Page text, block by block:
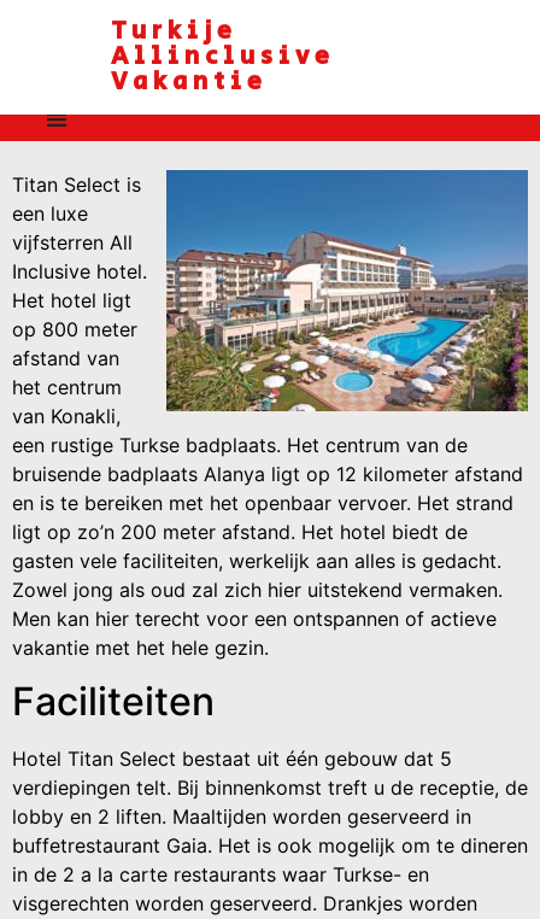
Turkije
Allinclusive
Vakantie
Titan Select is
een luxe
vijfsterren All
Inclusive hotel.
Het hotel ligt
op 800 meter
afstand van
het centrum
van Konakli,
een rustige Turkse badplaats. Het centrum van de
bruisende badplaats Alanya ligt op 12 kilometer afstand
en is te bereiken met het openbaar vervoer. Het strand
ligt op zo’n 200 meter afstand. Het hotel biedt de
gasten vele faciliteiten, werkelijk aan alles is gedacht.
Zowel jong als oud zal zich hier uitstekend vermaken.
Men kan hier terecht voor een ontspannen of actieve
vakantie met het hele gezin.
Faciliteiten
Hotel Titan Select bestaat uit één gebouw dat 5
verdiepingen telt. Bij binnenkomst treft u de receptie, de
lobby en 2 liften. Maaltijden worden geserveerd in
buffetrestaurant Gaia. Het is ook mogelijk om te dineren
in de 2 a la carte restaurants waar Turkse- en
visgerechten worden geserveerd. Drankjes worden